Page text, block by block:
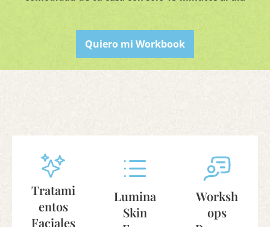
Quiero mi Workbook
Tratami
Entos
Faciales
Lumina
Skin
Worksh
Ops